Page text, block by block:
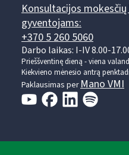
Konsultacijos
gyventojams:
+370 5 260 5060
Darbo laikas: I-IV 8.00-
Prieššventinę dieną - viena
Kiekvieno mėnesio antrą
Paklausimas per Mano VMI